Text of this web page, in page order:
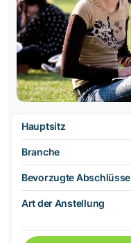
Hauptsitz
Branche
Bevorzugte Abschlüsse
Art der Anstellung